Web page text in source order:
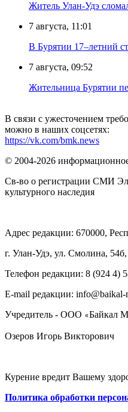
Житель Улан-Удэ
7 августа, 11:01
В Бурятии 17–летний
7 августа, 09:52
Жительница Бурятии
В связи с ужесточением
можно в наших соцсетях:
https://vk.com/bmk.news
© 2004-2026
Св-во о регистрации СМИ Эл
культурного наследия
Адрес редакции: 670000,
г. Улан-Удэ, ул. Смолина,
Телефон редакции: ‎‎8 (924 4)
E-mail редакции: info@baikal-
Учредитель - ООО «Байкал
Озеров Игорь Викторович
Курение вредит Вашему
Политика обработки